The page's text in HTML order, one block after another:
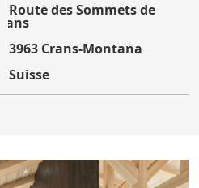
Route des Sommets de
Crans
3963 Crans-Montana
Suisse